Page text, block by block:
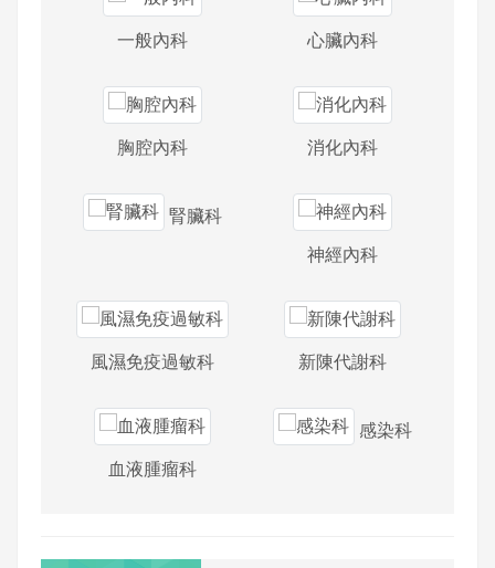
一般內科 心臟內科
胸腔內科 消化內科
腎臟科
神經內科
風濕免疫過敏科 新陳代謝科
血液腫瘤科
感染科